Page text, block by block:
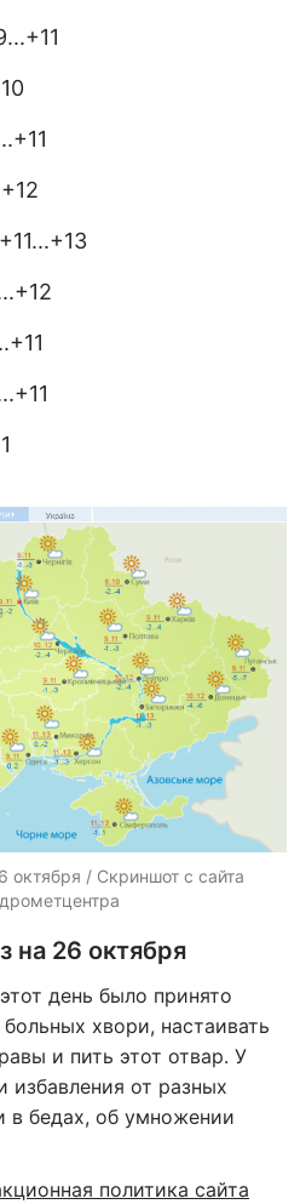
октября / Скриншот с сайта
на 26 октября
день было принято
хвори, настаивать
и пить этот отвар. У
избавления от разных
в бедах, об умножении
политика сайта